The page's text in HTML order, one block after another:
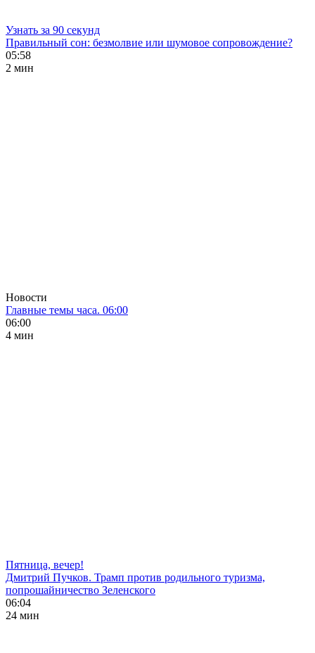
Узнать за 90 секунд
Правильный сон: безмолвие или шумовое сопровождение?
05:58
2 мин
Новости
Главные темы часа. 06:00
06:00
4 мин
Пятница, вечер!
Дмитрий Пучков. Трамп против родильного туризма,
попрошайничество Зеленского
06:04
24 мин